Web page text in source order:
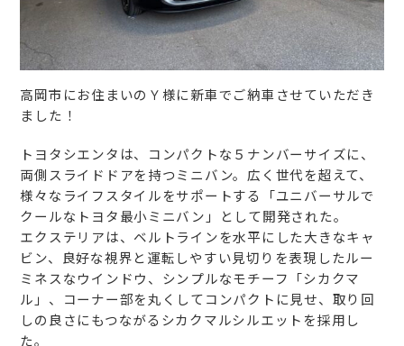
高岡市にお住まいのＹ様に新車でご納車させていただき
ました！
トヨタシエンタは、コンパクトな５ナンバーサイズに、
両側スライドドアを持つミニバン。広く世代を超えて、
様々なライフスタイルをサポートする「ユニバーサルで
クールなトヨタ最小ミニバン」として開発された。
エクステリアは、ベルトラインを水平にした大きなキャ
ビン、良好な視界と運転しやすい見切りを表現したルー
ミネスなウインドウ、シンプルなモチーフ「シカクマ
ル」、コーナー部を丸くしてコンパクトに見せ、取り回
しの良さにもつながるシカクマルシルエットを採用し
た。